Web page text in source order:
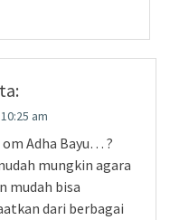
am
Adha Bayu… ?
mungkin agara
mudah bisa
dari berbagai